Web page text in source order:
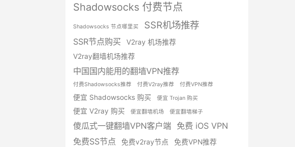
Shadowsocks 付费节点
Shadowsocks 节点哪里买 SSR机场推荐
SSR节点购买
V2ray 机场推荐
V2ray翻墙机场推荐
中国国内能用的翻墙VPN推荐
付费Shadowsocks推荐 付费V2ray推荐 付费VPN推荐
便宜 Shadowsocks 购买 便宜 Trojan 购买
便宜 V2ray 购买 便宜翻墙机场 便宜翻墙梯子
傻瓜式一键翻墙VPN客户端 免费 iOS VPN
免费SS节点
免费v2ray节点 免费VPN推荐